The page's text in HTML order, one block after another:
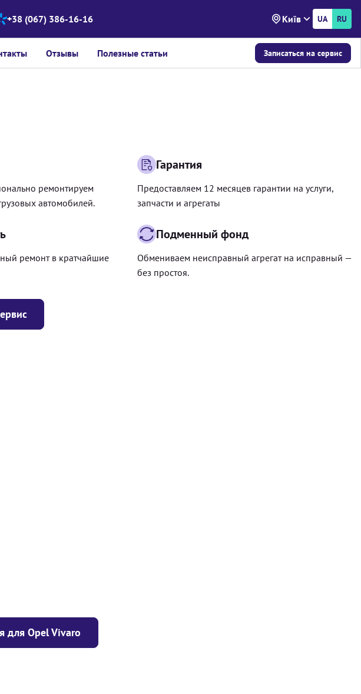
+38 (067) 386-16-16 Київ UA RU
Отзывы Полезные статьи Записаться на сервис
ремонтируем
автомобилей.
Гарантия
Предоставляем 12 месяцев гарантии на услуги,
запчасти и агрегаты
ремонт в кратчайшие
Подменный фонд
Обмениваем неисправный агрегат на исправный —
без простоя.
для Opel Vivaro